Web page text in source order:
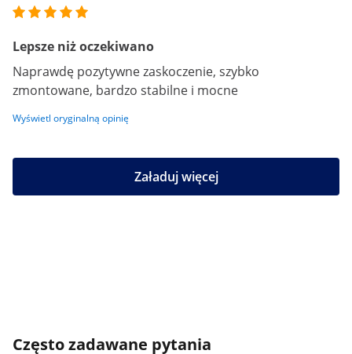
Lepsze niż oczekiwano
Naprawdę pozytywne zaskoczenie, szybko
zmontowane, bardzo stabilne i mocne
Wyświetl oryginalną opinię
Załaduj więcej
Często zadawane pytania